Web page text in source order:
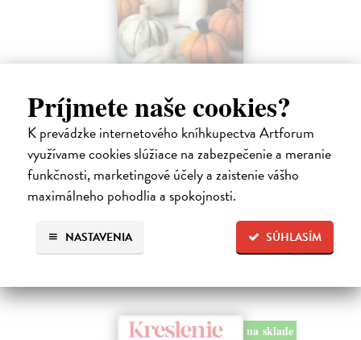
Príjmete naše cookies?
K prevádzke internetového kníhkupectva Artforum
využívame cookies slúžiace na zabezpečenie a meranie
funkčnosti, marketingové účely a zaistenie vášho
maximálneho pohodlia a spokojnosti.
SÚHLASÍM
NASTAVENIA
Masárová Marína| Kniha
Ponorte sa do sveta vlny a vlastnoručne vyrobených plstených
vecičiek. Kniha obsahuje informácie o druhoch vlny a potrebných
pomôckach, taktiež podrobne popisuje základné techniky suchého
plstenia.
Na sklade ?
na sklade